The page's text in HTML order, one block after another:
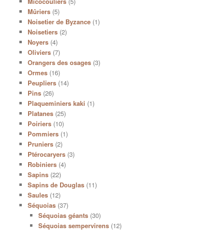
Mûriers(5)
Noisetier de Byzance(1)
Noisetiers(2)
Noyers(4)
Oliviers(7)
Orangers des osages(3)
Ormes(16)
Peupliers(14)
Pins(26)
Plaqueminiers kaki (1)
Platanes(25)
Poiriers(10)
Pommiers(1)
Pruniers(2)
Ptérocaryers(3)
Robiniers(4)
Sapins(22)
Sapins de Douglas(11)
Saules(12)
Séquoias(37)
Séquoias géants (30)
Séquoias sempervirens (12)